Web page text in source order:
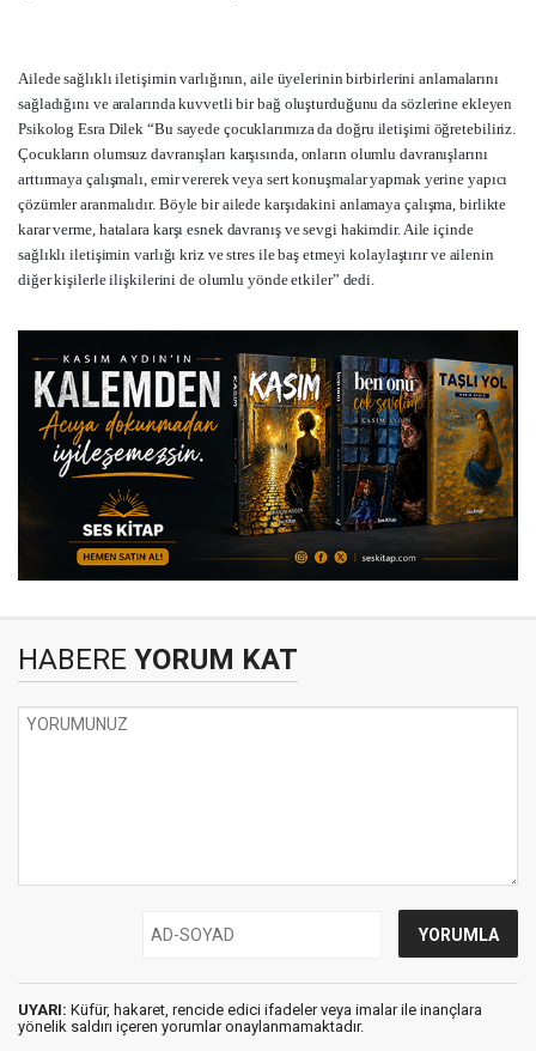
Ailede sağlıklı iletişimin varlığının, aile üyelerinin birbirlerini anlamalarını
sağladığını ve aralarında kuvvetli bir bağ oluşturduğunu da sözlerine ekleyen
Psikolog Esra Dilek “Bu sayede çocuklarımıza da doğru iletişimi öğretebiliriz.
Çocukların olumsuz davranışları karşısında, onların olumlu davranışlarını
arttırmaya çalışmalı, emir vererek veya sert konuşmalar yapmak yerine yapıcı
çözümler aranmalıdır. Böyle bir ailede karşıdakini anlamaya çalışma, birlikte
karar verme, hatalara karşı esnek davranış ve sevgi hakimdir. Aile içinde
sağlıklı iletişimin varlığı kriz ve stres ile baş etmeyi kolaylaştırır ve ailenin
diğer kişilerle ilişkilerini de olumlu yönde etkiler” dedi.
HABERE YORUM KAT
UYARI: Küfür, hakaret, rencide edici ifadeler veya imalar ile inançlara
yönelik saldırı içeren yorumlar onaylanmamaktadır.